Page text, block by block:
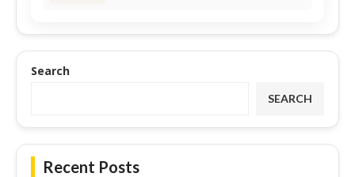
Search
SEARCH
Recent Posts